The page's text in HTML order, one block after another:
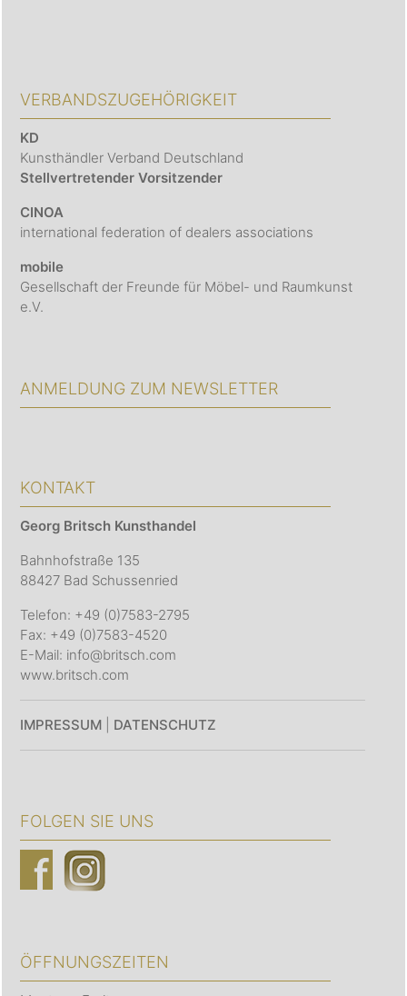
VERBANDSZUGEHÖRIGKEIT
KD
Kunsthändler Verband Deutschland
Stellvertretender Vorsitzender
CINOA
international federation of dealers associations
mobile
Gesellschaft der Freunde für Möbel- und Raumkunst
e.V.
ANMELDUNG ZUM NEWSLETTER
KONTAKT
Georg Britsch Kunsthandel
Bahnhofstraße 135
88427 Bad Schussenried
Telefon: +49 (0)7583-2795
Fax: +49 (0)7583-4520
E-Mail: info@britsch.com
www.britsch.com
IMPRESSUM DATENSCHUTZ
FOLGEN SIE UNS
ÖFFNUNGSZEITEN